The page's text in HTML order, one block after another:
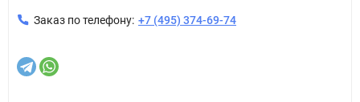
Заказ по телефону: +7 (495) 374-69-74